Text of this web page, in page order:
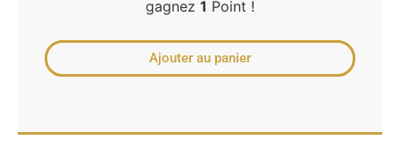
gagnez 1 Point !
Ajouter au panier